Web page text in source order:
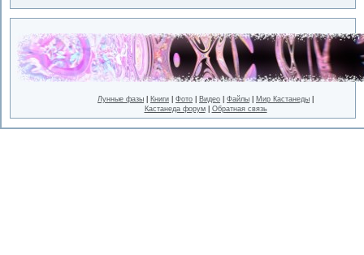
Лунные фазы Книги Фото Видео Файлы Мир Кастанеды
Кастанеда форум| Обратная связь